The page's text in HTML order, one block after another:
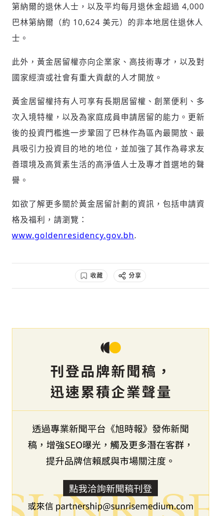
第納爾的退休人士，以及平均每月退休金超過 4,000
巴林第納爾（約 10,624 美元）的非本地居住退休人
士。
此外，黃金居留權亦向企業家、高技術專才，以及對
國家經濟或社會有重大貢獻的人才開放。
黃金居留權持有人可享有長期居留權、創業便利、多
次入境特權，以及為家庭成員申請居留的能力。更新
後的投資門檻進一步鞏固了巴林作為區內最開放、最
具吸引力投資目的地的地位，並加強了其作為尋求友
善環境及高質素生活的高淨值人士及專才首選地的聲
譽。
如欲了解更多關於黃金居留計劃的資訊，包括申請資
格及福利，請瀏覽：
www.goldenresidency.gov.bh.
收藏 分享